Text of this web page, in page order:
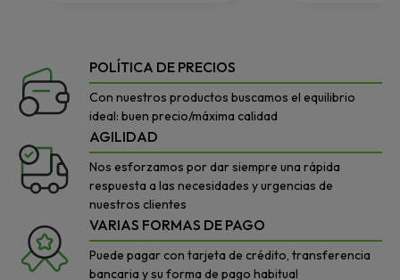
POLÍTICA DE PRECIOS
Con nuestros productos buscamos el equilibrio
ideal: buen precio/máxima calidad
AGILIDAD
Nos esforzamos por dar siempre una rápida
respuesta a las necesidades y urgencias de
nuestros clientes
VARIAS FORMAS DE PAGO
Puede pagar con tarjeta de crédito, transferencia
bancaria y su forma de pago habitual